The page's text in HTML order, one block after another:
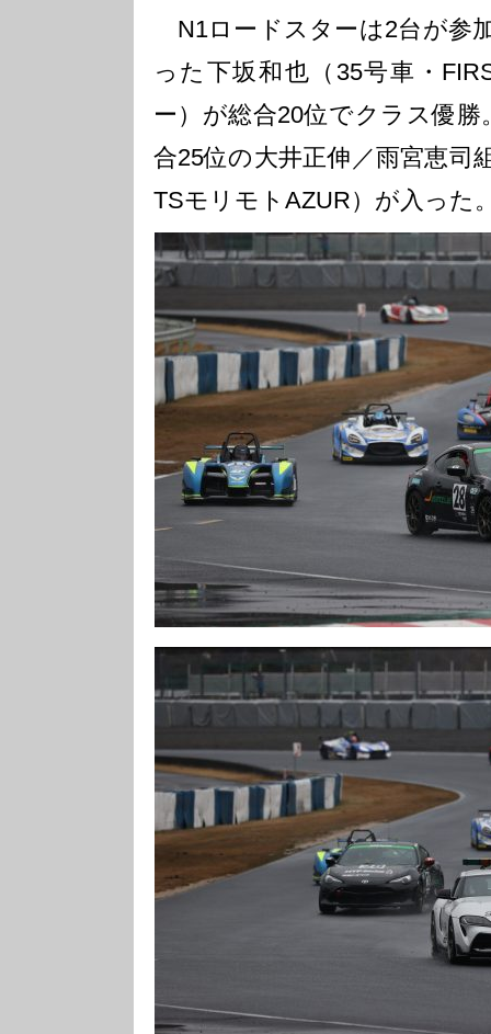
N1ロードスターは2台が参
った下坂和也（35号車・
ー）が総合20位でクラス優
合25位の大井正伸／雨宮恵司
TSモリモトAZUR）が入った